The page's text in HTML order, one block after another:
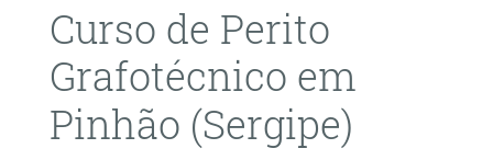
Curso de Perito
Grafotécnico em
Pinhão (Sergipe)